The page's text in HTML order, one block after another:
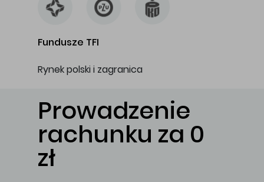
Fundusze TFI
Rynek polski i zagranica
Prowadzenie
rachunku za 0
zł